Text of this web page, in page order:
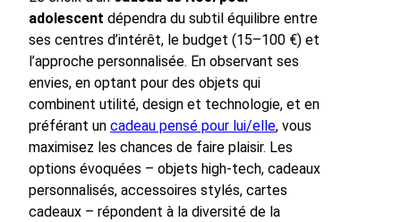
adolescent dépendra du subtil équilibre entre
ses centres d’intérêt, le budget (15–100 €) et
l’approche personnalisée. En observant ses
envies, en optant pour des objets qui
combinent utilité, design et technologie, et en
préférant un cadeau pensé pour lui/elle, vous
maximisez les chances de faire plaisir. Les
options évoquées – objets high-tech, cadeaux
personnalisés, accessoires stylés, cartes
cadeaux – répondent à la diversité de la